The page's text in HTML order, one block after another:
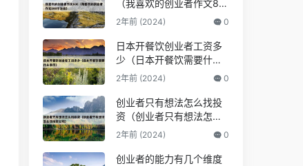
（我喜欢的创业者作文80
0字左右）
2年前 (2024) 0
日本开餐饮创业者工资多
少（日本开餐饮需要什么
条件）
2年前 (2024) 0
创业者只有想法怎么找投
资（创业者只有想法怎么
找投资公司）
2年前 (2024) 0
创业者的能力有几个维度